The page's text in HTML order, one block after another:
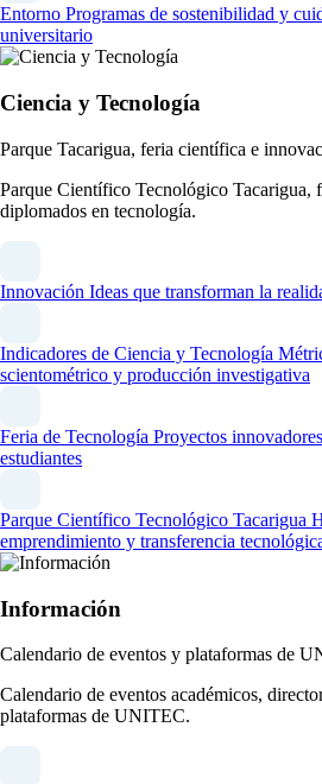
Entorno Programas de sostenibilidad y
universitario
Ciencia y Tecnología
Parque Tacarigua, feria científica e
Parque Científico Tecnológico Tacarigua,
diplomados en tecnología.
Innovación Ideas que transforman la
Indicadores de Ciencia y Tecnología
scientométrico y producción investigativa
Feria de Tecnología Proyectos
estudiantes
Parque Científico Tecnológico Tacarigua
emprendimiento y transferencia
Información
Calendario de eventos y plataformas de
Calendario de eventos académicos,
plataformas de UNITEC.